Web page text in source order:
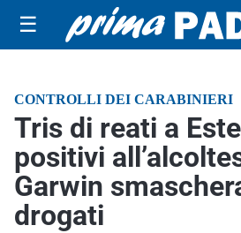
☰
CONTROLLI DEI CARABINIERI
Tris di reati a
positivi
Garwin
drogati